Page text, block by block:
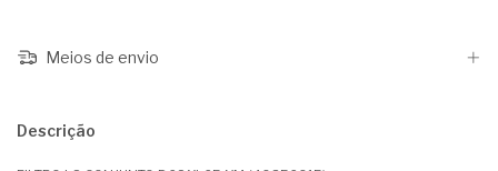
Meios de envio
Descrição